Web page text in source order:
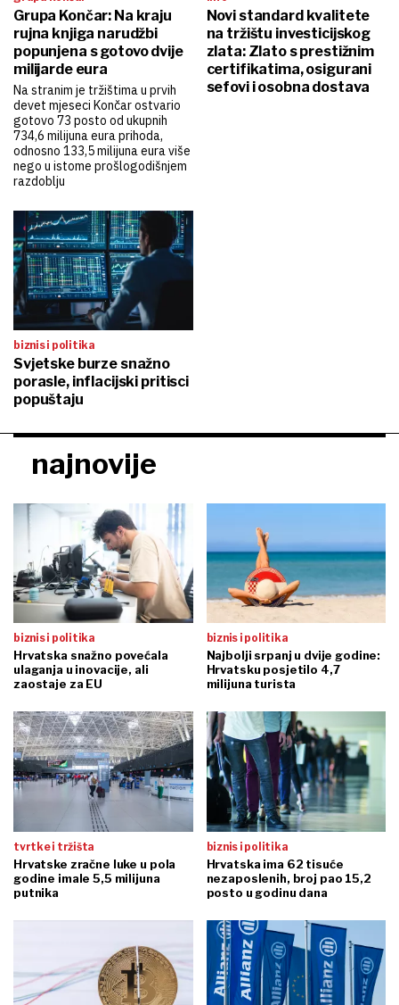
Grupa Končar: Na kraju
rujna knjiga narudžbi
popunjena s gotovo dvije
milijarde eura
Na stranim je tržištima u prvih
devet mjeseci Končar ostvario
gotovo 73 posto od ukupnih
734,6 milijuna eura prihoda,
odnosno 133,5 milijuna eura više
nego u istome prošlogodišnjem
razdoblju
Novi standard kvalitete
na tržištu investicijskog
zlata: Zlato s prestižnim
certifikatima, osigurani
sefovi i osobna dostava
biznis i politika
Svjetske burze snažno
porasle, inflacijski pritisci
popuštaju
najnovije
biznis i politika
Hrvatska snažno povećala
ulaganja u inovacije, ali
zaostaje za EU
biznis i politika
Najbolji srpanj u dvije godine:
Hrvatsku posjetilo 4,7
milijuna turista
tvrtke i tržišta
Hrvatske zračne luke u pola
godine imale 5,5 milijuna
putnika
biznis i politika
Hrvatska ima 62 tisuće
nezaposlenih, broj pao 15,2
posto u godinu dana